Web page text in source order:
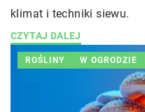
klimat i techniki siewu.
CZYTAJ DALEJ
ROŚLINY W OGRODZIE